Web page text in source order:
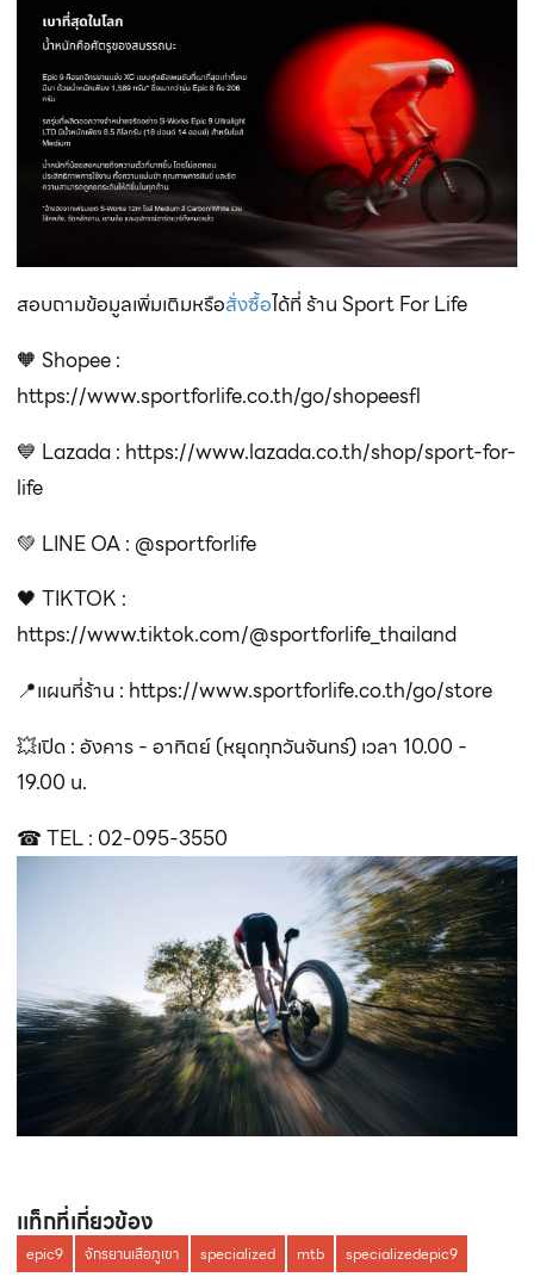
สอบถามข้อมูลเพิ่มเติมหรือสั่งซื้อได้ที่ ร้าน Sport For Life
🧡 Shopee :
https://www.sportforlife.co.th/go/shopeesfl
💙 Lazada : https://www.lazada.co.th/shop/sport-for-
life
💚 LINE OA : @sportforlife
🖤 TIKTOK :
https://www.tiktok.com/@sportforlife_thailand
📍แผนที่ร้าน : https://www.sportforlife.co.th/go/store
💥เปิด : อังคาร - อาทิตย์ (หยุดทุกวันจันทร์) เวลา 10.00 -
19.00 น.
☎ TEL : 02-095-3550
เเท็กที่เกี่ยวข้อง
epic9 จักรยานเสือภูเขา specialized mtb specializedepic9